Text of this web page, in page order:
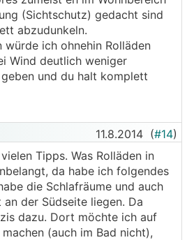
(Sichtschutz) gedacht sind
abzudunkeln.
würde ich ohnehin Rolläden
Wind deutlich weniger
und du halt komplett
11.8.2014 (#14)
Tipps. Was Rolläden in
da habe ich folgendes
die Schlafräume und auch
der Südseite liegen. Da
dazu. Dort möchte ich auf
(auch im Bad nicht),